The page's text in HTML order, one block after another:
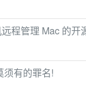
程管理 Mac 的开
须有的罪名!